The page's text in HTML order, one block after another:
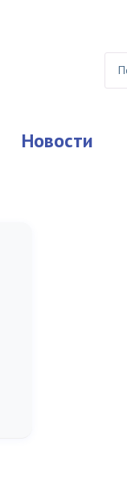
Новости